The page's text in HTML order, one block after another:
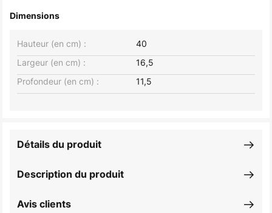
Dimensions
Largeur (en cm) : 16,5
Hauteur (en cm) : 40
Profondeur (en cm) : 11,5
Description du produit
Détails du produit
Avis clients